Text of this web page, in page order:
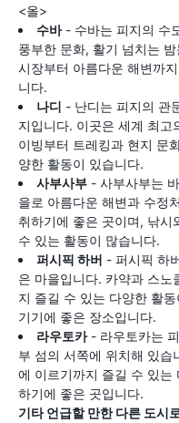
<올>
수바- 수바는 피지의 수
풍부한 문화, 활기 넘치는
시장부터 아름다운 해변까
니다.
나디 - 난디는 피지의 관
지입니다. 이곳은 세계 최
이빙부터 트레킹과 현지 문
양한 활동이 있습니다.
사부사부 - 사부사부는
을로 아름다운 해변과 수정
취하기에 좋은 곳이며, 낚시
수 있는 활동이 많습니다.
퍼시픽 하버 - 퍼시픽 하
은 마을입니다. 카약과 스
지 즐길 수 있는 다양한 활
기기에 좋은 장소입니다.
라우토카- 라우토카는
부 섬의 서쪽에 위치해 있습
에 이르기까지 즐길 수 있는
하기에 좋은 곳입니다.
기타 언급할 만한 다른 도시